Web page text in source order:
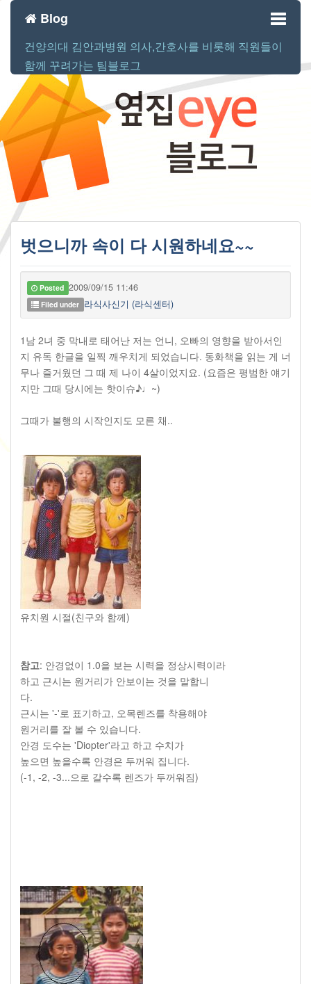
Toggle
Blog
건양의대 김안과병원 의사,간호사를 비롯해 직원들이
함께 꾸려가는 팀블로그
벗으니까 속이 다 시원하네요~~
Posted 2009/09/15 11:46
Filed under 라식사신기 (라식센터)
1남 2녀 중 막내로 태어난 저는 언니, 오빠의 영향을 받아서인
지 유독 한글을 일찍 깨우치게 되었습니다. 동화책을 읽는 게 너
무나 즐거웠던 그 때 제 나이 4살이었지요. (요즘은 평범한 얘기
지만 그때 당시에는 핫이슈♪♩~)
그때가 불행의 시작인지도 모른 채..
유치원 시절(친구와 함께)
참고: 안경없이 1.0을 보는 시력을 정상시력이라
하고 근시는 원거리가 안보이는 것을 말합니
다.
근시는 '-'로 표기하고, 오목렌즈를 착용해야
원거리를 잘 볼 수 있습니다.
안경 도수는 'Diopter'라고 하고 수치가
높으면 높을수록 안경은 두꺼워 집니다.
(-1, -2, -3...으로 갈수록 렌즈가 두꺼워짐)